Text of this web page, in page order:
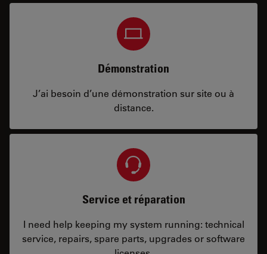
Démonstration
J’ai besoin d’une démonstration sur site ou à
distance.
Service et réparation
I need help keeping my system running: technical
service, repairs, spare parts, upgrades or software